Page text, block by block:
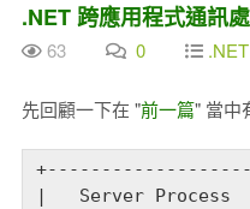
.NET 跨應用程式通訊
63 0 .NET
先回顧一下在 "前一篇" 當中
|   Server